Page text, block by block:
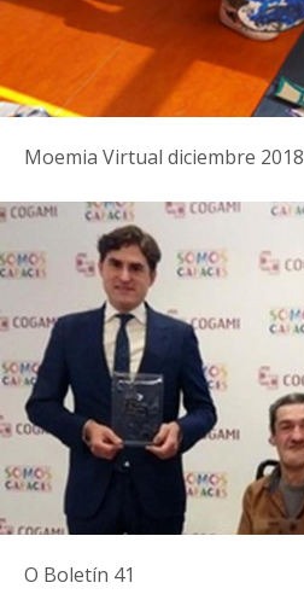
Moemia Virtual diciembre 2018
O Boletín 41